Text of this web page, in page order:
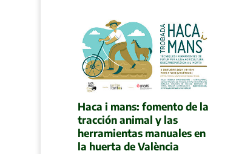
Haca i mans: fomento de la
tracción animal y las
herramientas manuales en
la huerta de València